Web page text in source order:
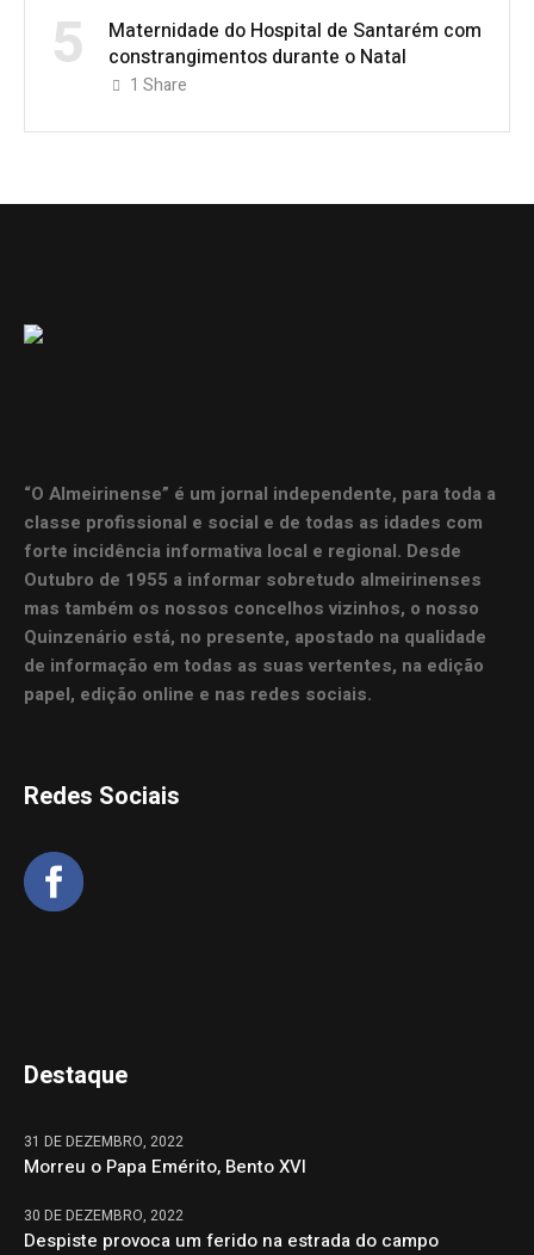
5
Maternidade do Hospital de Santarém com
constrangimentos durante o Natal
1 Share
“O Almeirinense” é um jornal independente, para toda a
classe profissional e social e de todas as idades com
forte incidência informativa local e regional. Desde
Outubro de 1955 a informar sobretudo almeirinenses
mas também os nossos concelhos vizinhos, o nosso
Quinzenário está, no presente, apostado na qualidade
de informação em todas as suas vertentes, na edição
papel, edição online e nas redes sociais.
Redes Sociais
Destaque
31 DE DEZEMBRO, 2022
Morreu o Papa Emérito, Bento XVI
30 DE DEZEMBRO, 2022
Despiste provoca um ferido na estrada do campo